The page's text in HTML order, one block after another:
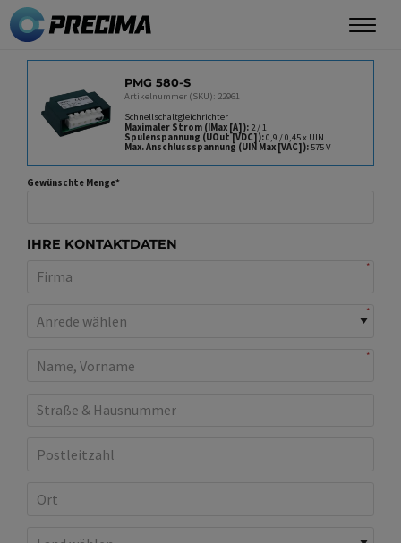
Direkt
zum
PMG 580-S
Artikelnummer (SKU): 22961
Schnellschaltgleichrichter
Maximaler Strom (IMax [A]) 2 / 1
Spulenspannung (UOut [VDC]) 0,9 / 0,45 x UIN
Max. Anschlussspannung (UIN Max [VAC]) 575 V
Gewünschte Menge
IHRE KONTAKTDATEN